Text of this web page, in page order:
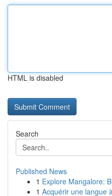
HTML is disabled
Search
Published News
1 Explore Mangalore:
1 Acquérir une langue